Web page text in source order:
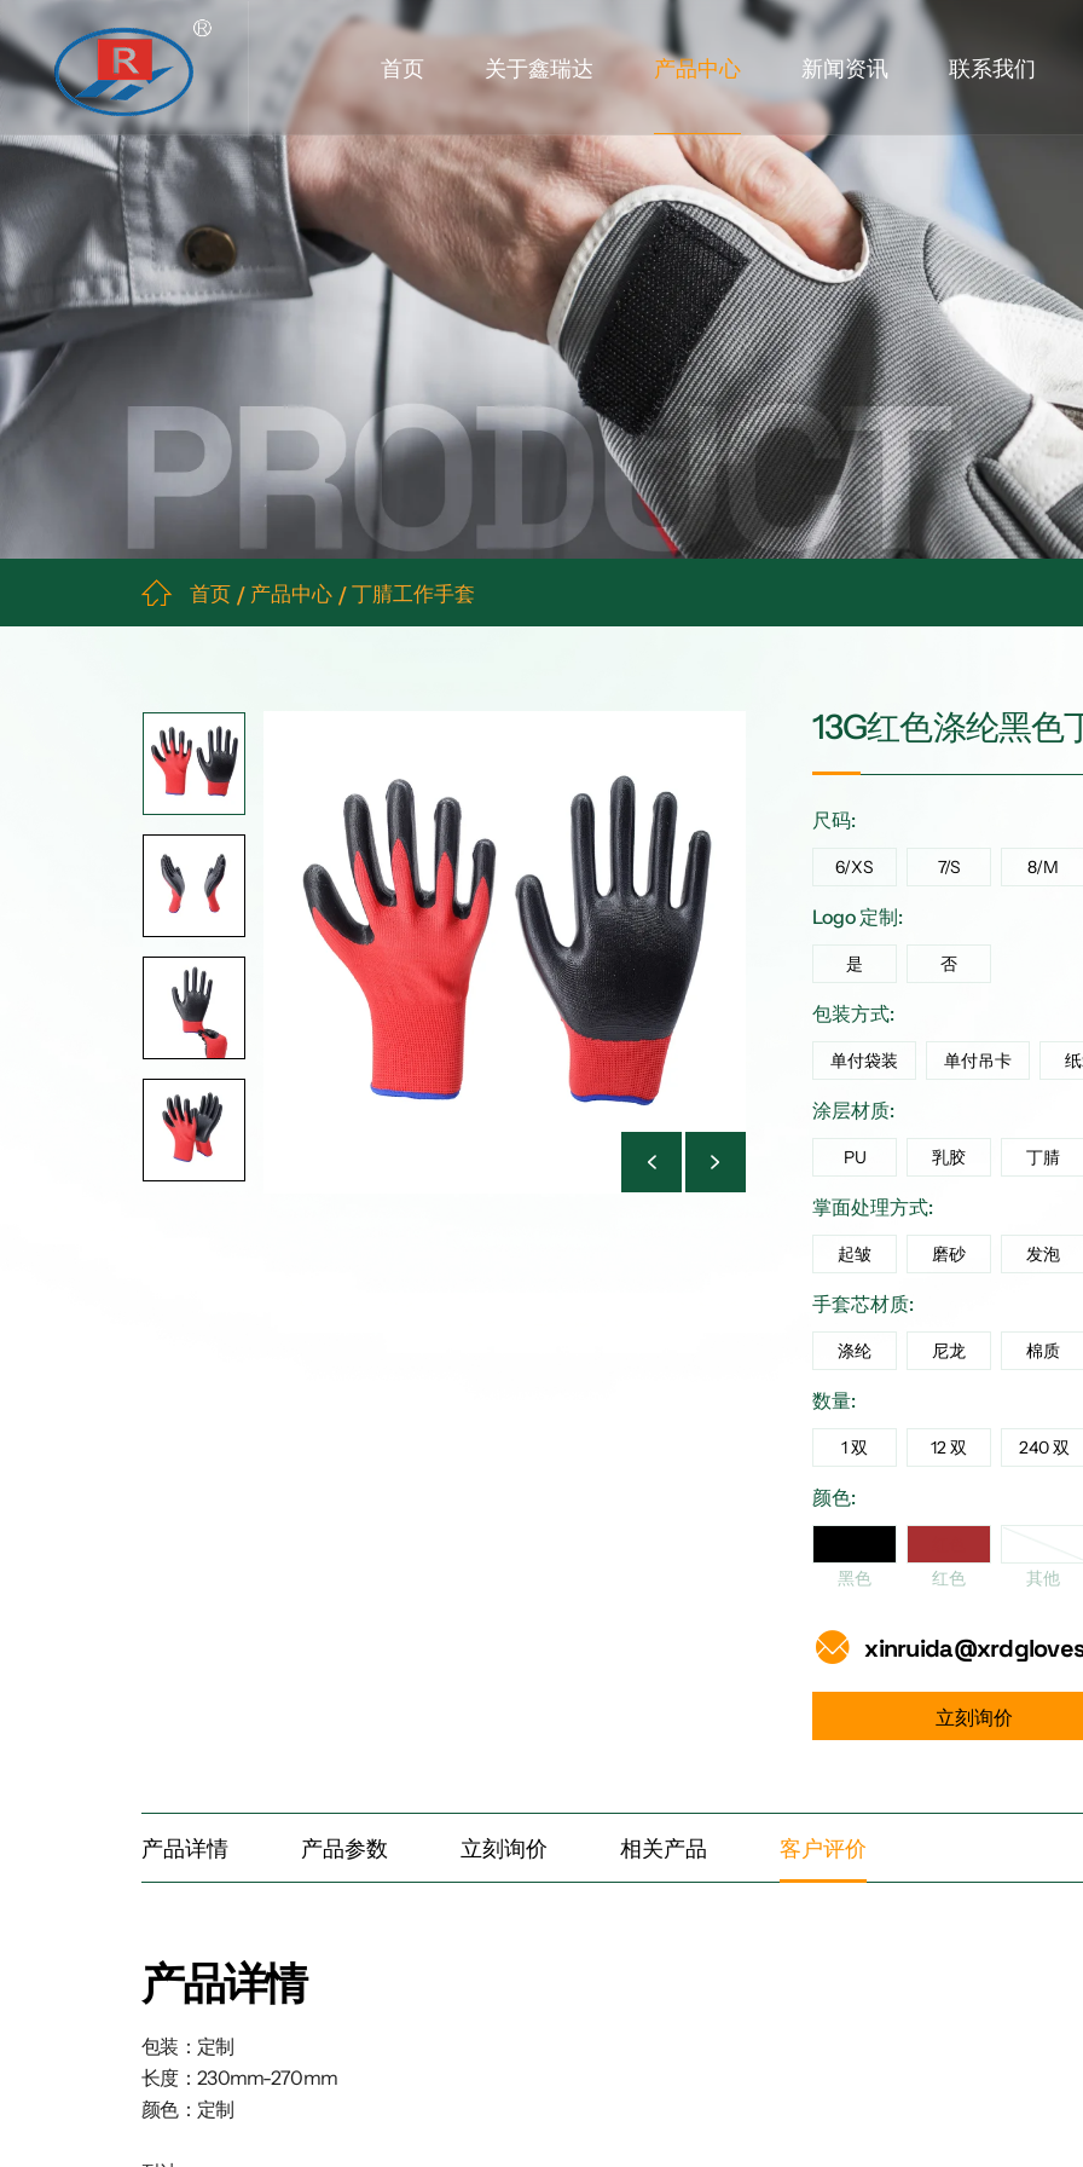
首页 关于鑫瑞达 产品中心 新闻资讯 联系我们
首页 产品中心 丁腈工作手套
13G红色涤纶黑色
尺码:
6/XS 7/S 8/M
Logo 定制:
是 否
包装方式:
单付袋装 单付吊卡
涂层材质:
PU 乳胶 丁腈
掌面处理方式:
起皱 磨砂 发泡
手套芯材质:
涤纶 尼龙 棉质
数量:
1 双 12 双 240 双
颜色:
黑色 红色 其他
立刻询价
产品详情 产品参数 立刻询价 相关产品 客户评价
产品详情
包装：定制
长度：230mm-270mm
颜色：定制